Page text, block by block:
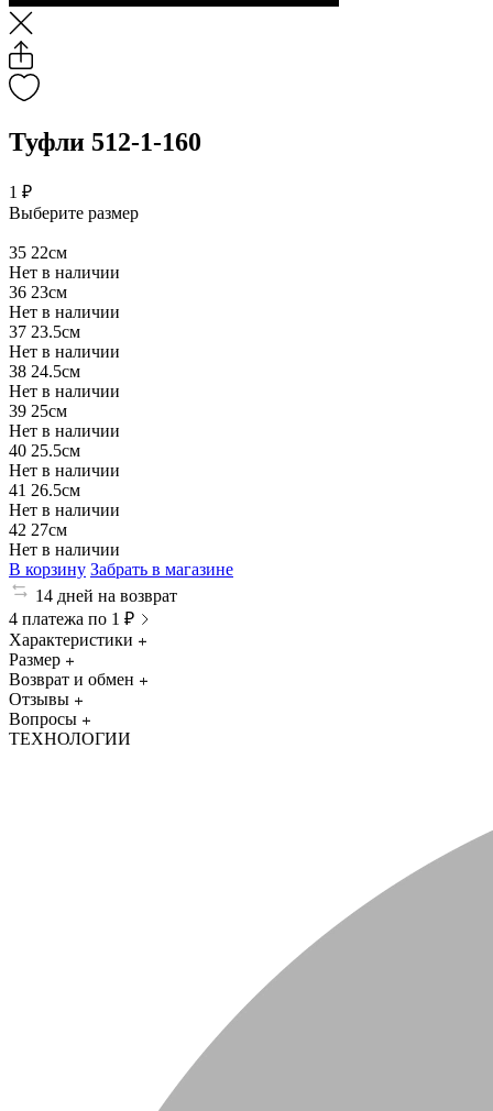
Туфли 512-1-160
1 ₽
Выберите размер
35 22см
Нет в наличии
36 23см
Нет в наличии
37 23.5см
Нет в наличии
38 24.5см
Нет в наличии
39 25см
Нет в наличии
40 25.5см
Нет в наличии
41 26.5см
Нет в наличии
42 27см
Нет в наличии
В корзину Забрать в магазине
14 дней на возврат
4 платежа по 1 ₽
Характеристики
Размер
Возврат и обмен
Отзывы
Вопросы
ТЕХНОЛОГИИ